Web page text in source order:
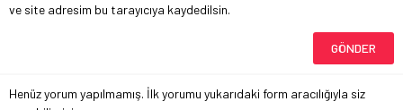
ve site adresim bu tarayıcıya kaydedilsin.
Henüz yorum yapılmamış. İlk yorumu yukarıdaki form aracılığıyla siz